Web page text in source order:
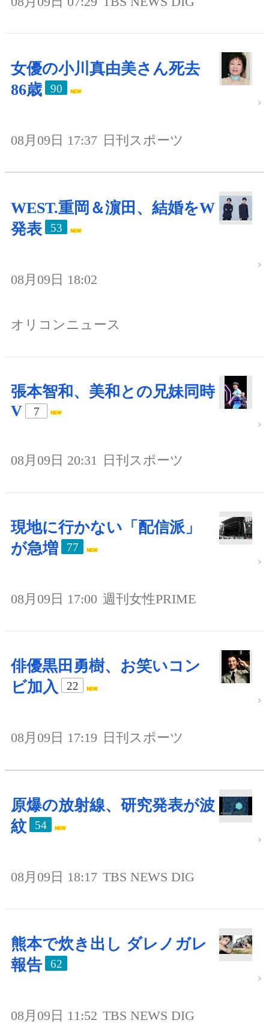
女優の小川真由美さん死去
86歳
90
08月09日 17:37 日刊スポーツ
WEST.重岡＆濵田、結婚をW
発表
53
08月09日 18:02
オリコンニュース
張本智和、美和との兄妹同時
V
7
08月09日 20:31 日刊スポーツ
現地に行かない「配信派」
が急増
77
08月09日 17:00 週刊女性PRIME
俳優黒田勇樹、お笑いコン
ビ加入
22
08月09日 17:19 日刊スポーツ
原爆の放射線、研究発表が波
紋
54
08月09日 18:17 TBS NEWS DIG
熊本で炊き出し ダレノガレ
報告
62
08月09日 11:52 TBS NEWS DIG